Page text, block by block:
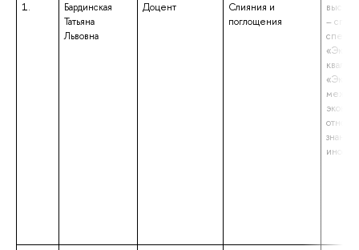
1.
Бардинская
Татьяна
Львовна
Доцент
Слияния и
поглощения
–